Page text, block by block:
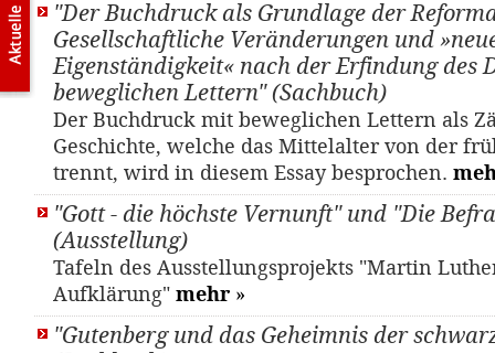
"Der Buchdruck als Grundlage der
Gesellschaftliche Veränderungen und
Eigenständigkeit« nach der Erfindung des
beweglichen Lettern" (Sachbuch)
Der Buchdruck mit beweglichen Lettern als
Geschichte, welche das Mittelalter von der
trennt, wird in diesem Essay besprochen.
"Gott - die höchste Vernunft" und "Die
(Ausstellung)
Tafeln des Ausstellungsprojekts "Martin
Aufklärung" mehr »
"Gutenberg und das Geheimnis der